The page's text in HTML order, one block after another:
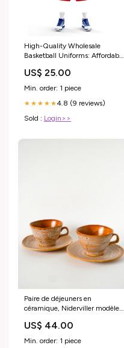
High-Quality Wholesale
Basketball Uniforms: Affordable
college softball uniform
US$ 25.00
Min. order: 1 piece
★★★★★4.8 (9 reviews)
Sold : Login>>
Paire de déjeuners en
céramique, Niderviller modèle
1970 MUSHROOMXTB1125
US$ 44.00
Min. order: 1 piece